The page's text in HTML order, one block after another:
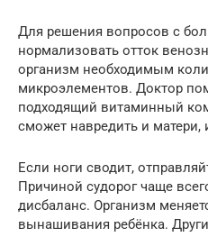
Для решения вопросов с
нормализовать отток
организм необходимым
микроэлементов. Доктор
подходящий витаминный
сможет навредить и матери,
Если ноги сводит,
Причиной судорог чаще
дисбаланс. Организм
вынашивания ребёнка.